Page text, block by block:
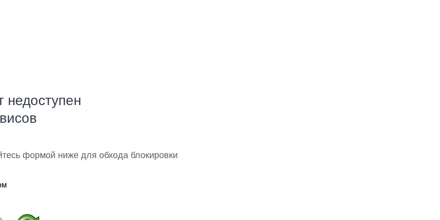
формой ниже для обхода блокировки